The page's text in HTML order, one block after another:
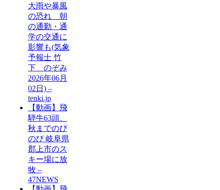
大雨や暴風
の恐れ 朝
の通勤・通
学の交通に
影響も(気象
予報士 竹
下 のぞみ
2026年06月
02日) –
tenki.jp
【動画】飛
騨牛63頭、
秋までのび
のび 岐阜県
郡上市のス
キー場に放
牧 –
47NEWS